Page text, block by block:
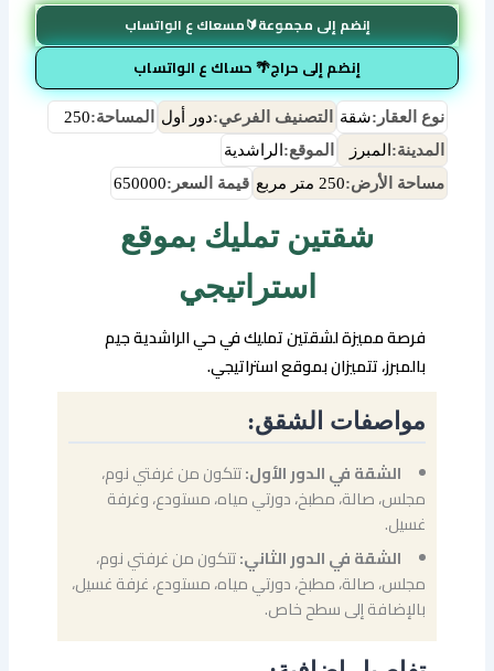
إنضم إلى مجموعة🔰مسعاك ع الواتساب
إنضم إلى حراج🌴 حساك ع الواتساب
نوع العقار:شقة التصنيف الفرعي:دور أول المساحة:250
المدينة: المبرز الموقع: الراشدية
مساحة الأرض:250 متر مربع قيمة السعر:650000
شقتين تمليك بموقع
استراتيجي
فرصة مميزة لشقتين تمليك في حي الراشدية جيم
بالمبرز، تتميزان بموقع استراتيجي.
مواصفات الشقق:
الشقة في الدور الأول:تتكون من غرفتي نوم،
مجلس، صالة، مطبخ، دورتي مياه، مستودع، وغرفة
غسيل.
الشقة في الدور الثاني:تتكون من غرفتي نوم،
مجلس، صالة، مطبخ، دورتي مياه، مستودع، غرفة غسيل،
بالإضافة إلى سطح خاص.